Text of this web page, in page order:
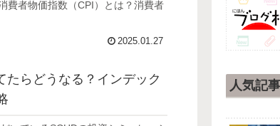
費者物価指数（CPI）とは？消費者
2025.01.27
らどうなる？インデック
人気記事